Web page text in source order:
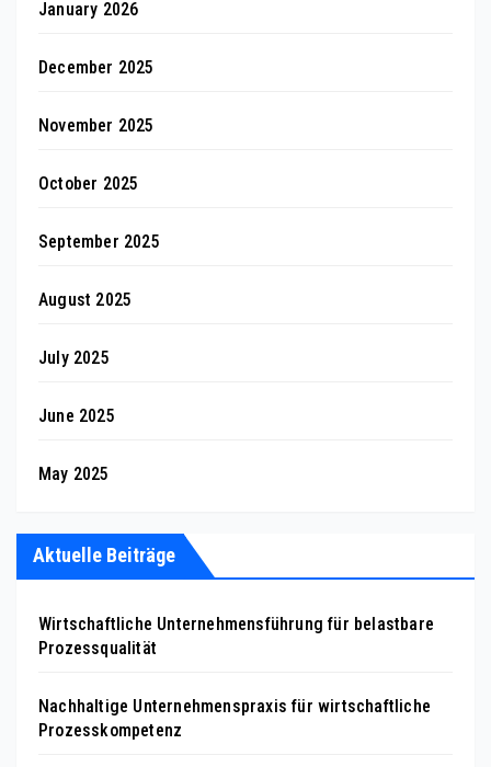
January 2026
December 2025
November 2025
October 2025
September 2025
August 2025
July 2025
June 2025
May 2025
Aktuelle Beiträge
Wirtschaftliche Unternehmensführung für belastbare
Prozessqualität
Nachhaltige Unternehmenspraxis für wirtschaftliche
Prozesskompetenz